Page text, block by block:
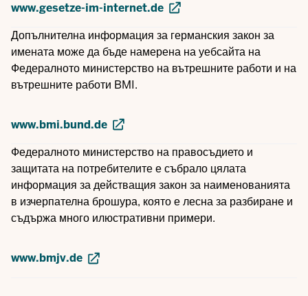
www.gesetze-im-internet.de
Допълнителна информация за германския закон за
имената може да бъде намерена на уебсайта на
Федералното министерство на вътрешните работи и на
вътрешните работи BMI.
www.bmi.bund.de
Федералното министерство на правосъдието и
защитата на потребителите е събрало цялата
информация за действащия закон за наименованията
в изчерпателна брошура, която е лесна за разбиране и
съдържа много илюстративни примери.
www.bmjv.de